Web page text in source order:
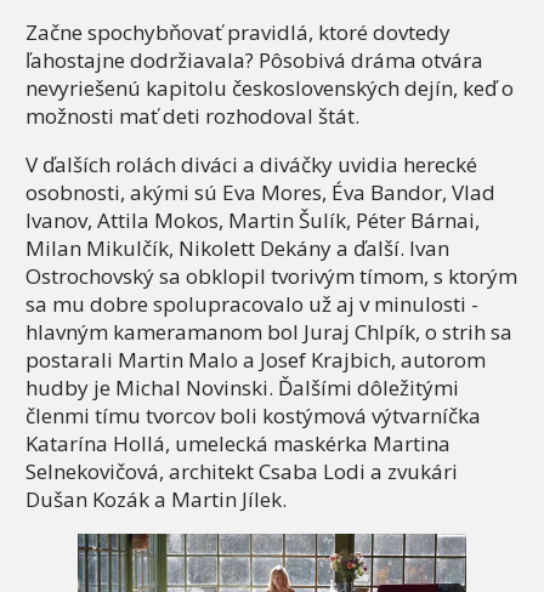
Začne spochybňovať pravidlá, ktoré dovtedy
ľahostajne dodržiavala? Pôsobivá dráma otvára
nevyriešenú kapitolu československých dejín, keď o
možnosti mať deti rozhodoval štát.
V ďalších rolách diváci a diváčky uvidia herecké
osobnosti, akými sú Eva Mores, Éva Bandor, Vlad
Ivanov, Attila Mokos, Martin Šulík, Péter Bárnai,
Milan Mikulčík, Nikolett Dekány a ďalší. Ivan
Ostrochovský sa obklopil tvorivým tímom, s ktorým
sa mu dobre spolupracovalo už aj v minulosti -
hlavným kameramanom bol Juraj Chlpík, o strih sa
postarali Martin Malo a Josef Krajbich, autorom
hudby je Michal Novinski. Ďalšími dôležitými
členmi tímu tvorcov boli kostýmová výtvarníčka
Katarína Hollá, umelecká maskérka Martina
Selnekovičová, architekt Csaba Lodi a zvukári
Dušan Kozák a Martin Jílek.